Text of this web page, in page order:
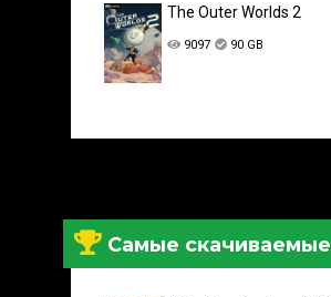
The Outer Worlds 2
9097 90 GB
Самые скачиваемые